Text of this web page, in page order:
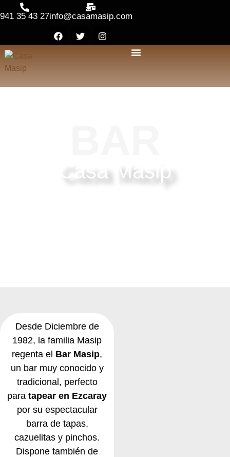
941 35 43 27info@casamasip.com
Casa Masip
Desde Diciembre de
1982, la familia Masip
regenta el Bar Masip,
un bar muy conocido y
tradicional, perfecto
paratapear en Ezcaray
por su espectacular
barra de tapas,
cazuelitas y pinchos.
Dispone también de